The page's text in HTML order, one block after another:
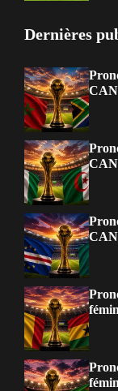
Dernières
CAN
CAN
CAN